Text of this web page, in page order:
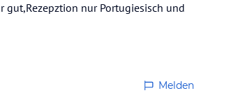
gut,Rezepztion nur Portugiesisch und
Melden